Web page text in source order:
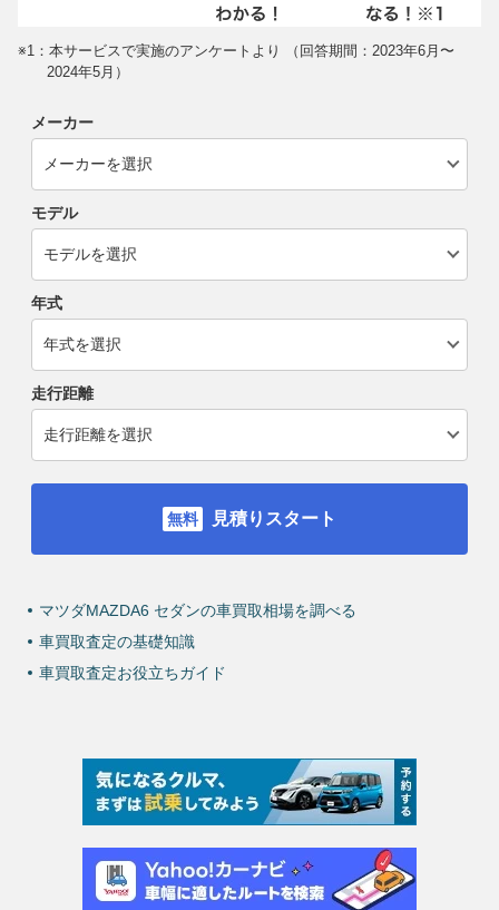
※1：本サービスで実施のアンケートより （回答期間：2023年6月〜
2024年5月）
メーカー
モデル
年式
走行距離
見積りスタート
マツダMAZDA6 セダンの車買取相場を調べる
車買取査定の基礎知識
車買取査定お役立ちガイド